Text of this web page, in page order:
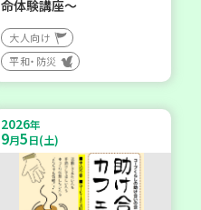
命体験講座～
大人向け
平和・防災
2026年
9月5日(土)